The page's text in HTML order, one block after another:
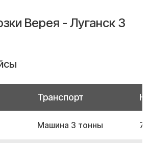
Верея - Луганск 3
Транспорт
Машина 3 тонны